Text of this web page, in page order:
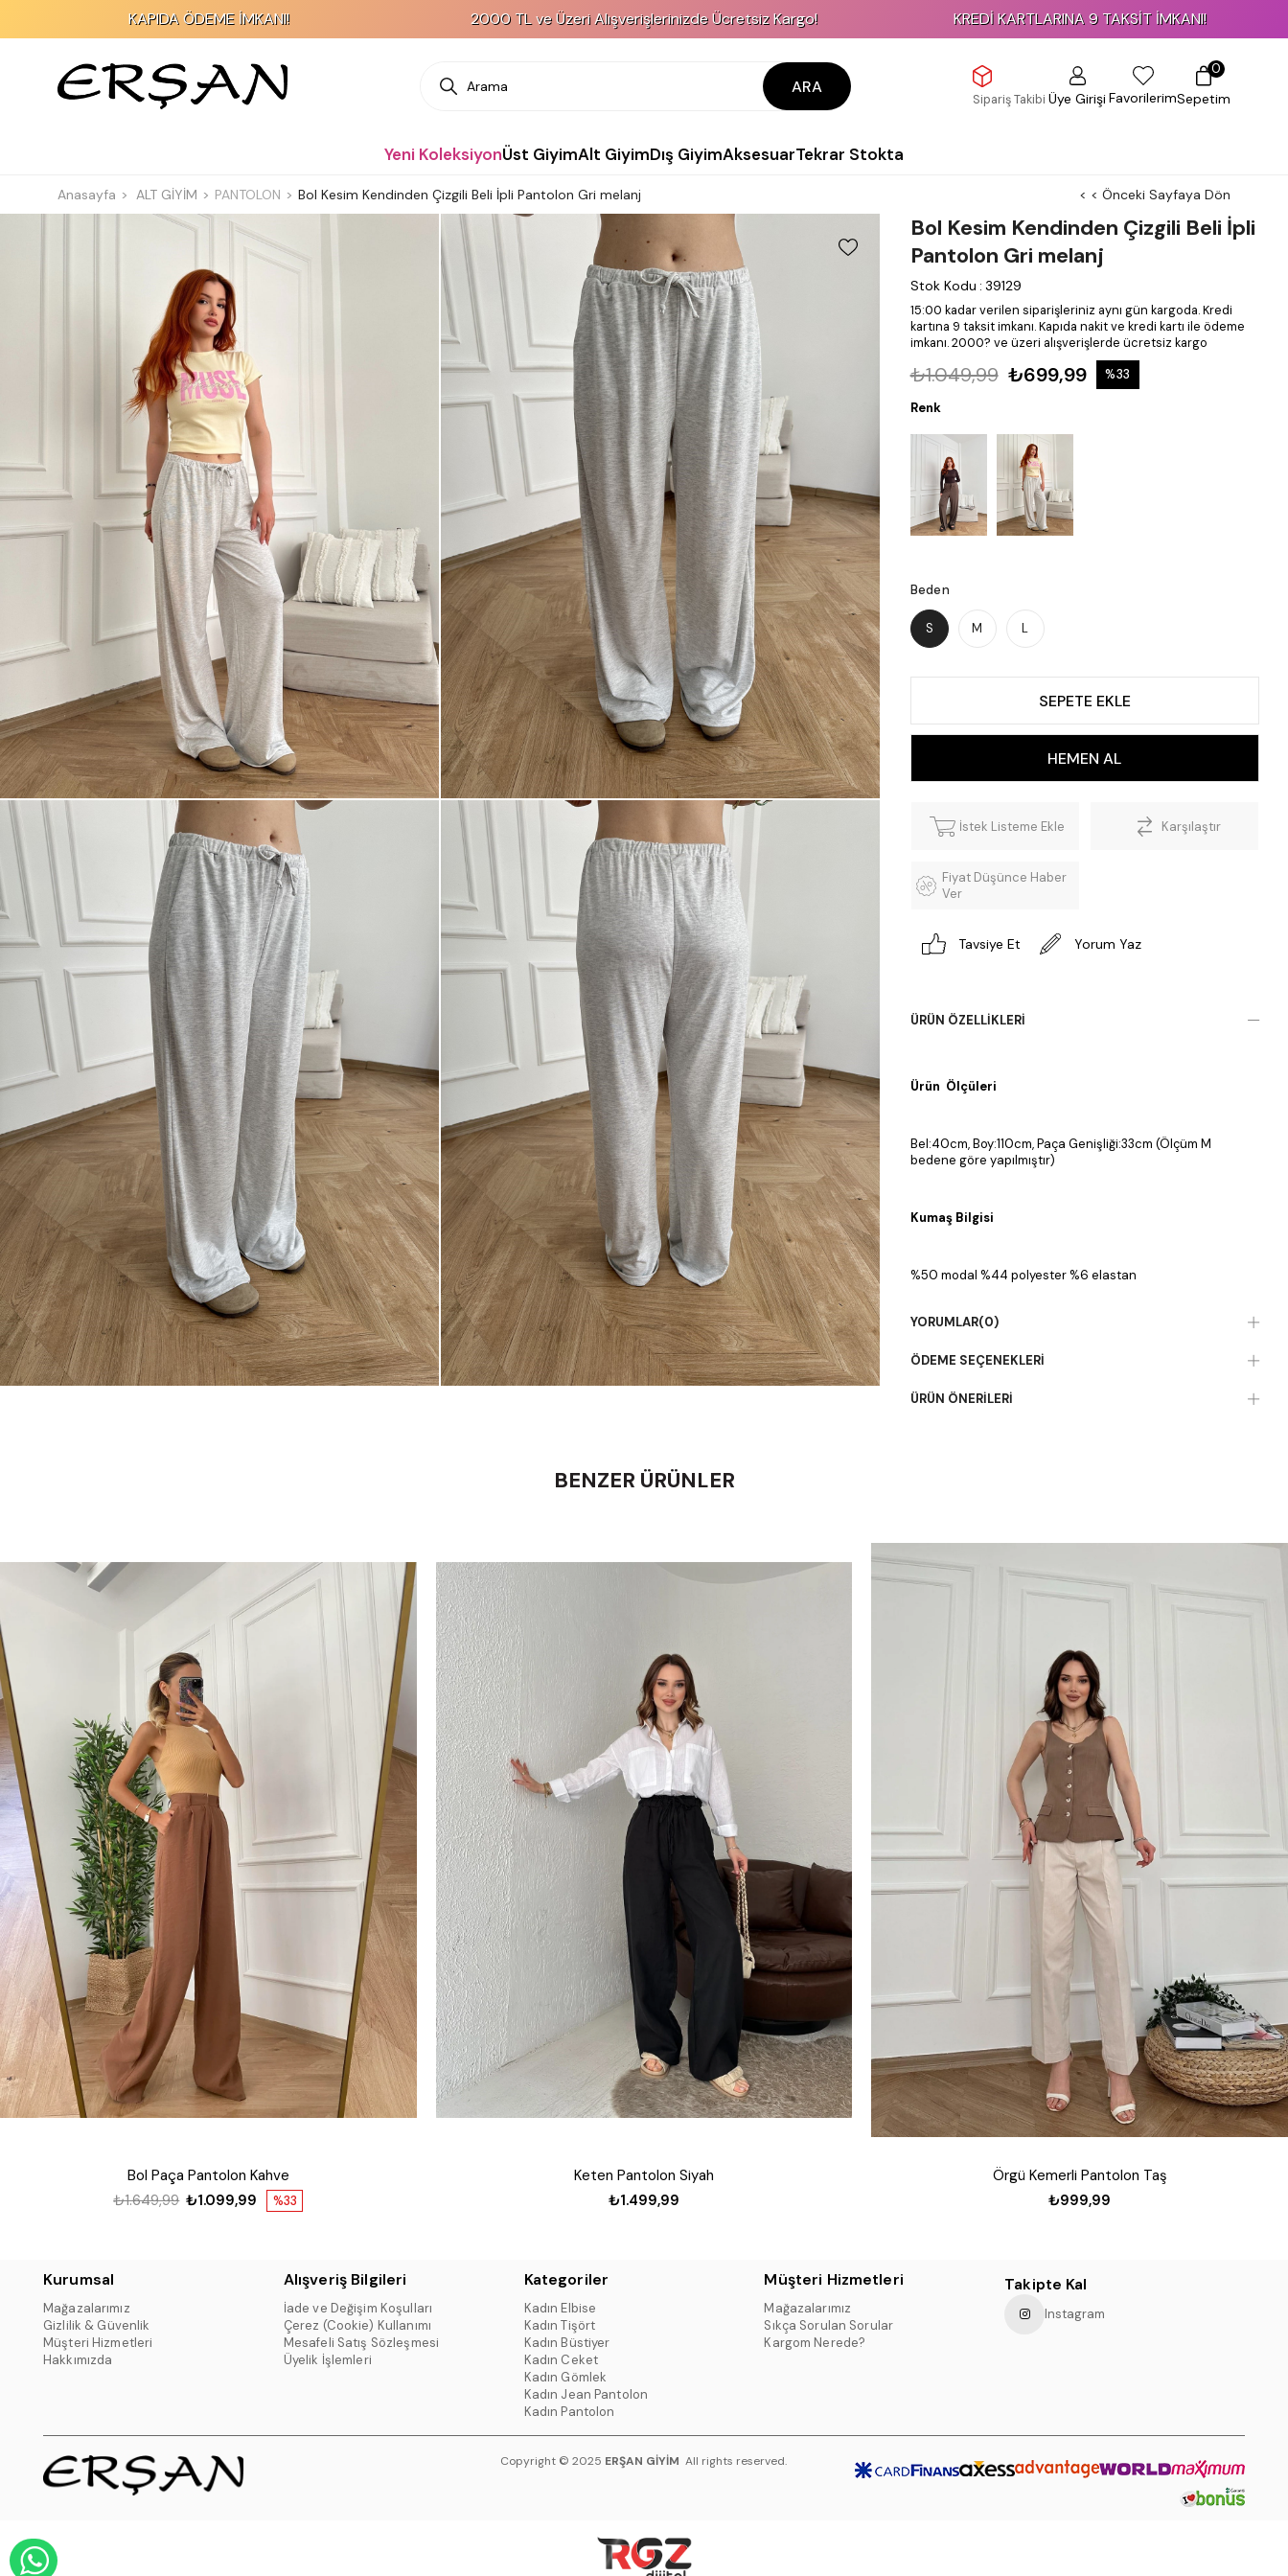
KAPIDA ÖDEME İMKANI! 2000 TL ve Üzeri Alışverişlerinizde Ücretsiz Kargo! KREDİ KARTLARINA 9 TAKSİT İMKANI!
ARA
Sipariş Takibi Üye GirişiFavorilerimSepetim
0
Yeni KoleksiyonÜst GiyimAlt GiyimDış GiyimAksesuarTekrar Stokta
Anasayfa ALT GİYİM PANTOLON Bol Kesim Kendinden Çizgili Beli İpli Pantolon Gri melanj < < Önceki Sayfaya Dön
Bol Kesim Kendinden Çizgili Beli İpli
Pantolon Gri melanj
Stok Kodu : 39129
15:00 kadar verilen siparişleriniz aynı gün kargoda. Kredi
kartına 9 taksit imkanı. Kapıda nakit ve kredi kartı ile ödeme
imkanı. 2000? ve üzeri alışverişlerde ücretsiz kargo
₺1.049,99 ₺699,99 %33
Renk
Beden
S M L
İstek Listeme Ekle Karşılaştır
Fiyat Düşünce Haber
Ver
Tavsiye Et Yorum Yaz
ÜRÜN ÖZELLIKLERI
Ürün Ölçüleri
Bel:40cm, Boy:110cm, Paça Genişliği:33cm (Ölçüm M
bedene göre yapılmıştır)
Kumaş Bilgisi
%50 modal %44 polyester %6 elastan
YORUMLAR(0)
ÖDEME SEÇENEKLERI
ÜRÜN ÖNERILERI
BENZER ÜRÜNLER
Bol Paça Pantolon Kahve
%33
₺1.099,99
₺1.649,99
Keten Pantolon Siyah
₺1.499,99
Örgü Kemerli Pantolon Taş
₺999,99
Kurumsal
Mağazalarımız
Gizlilik & Güvenlik
Müşteri Hizmetleri
Hakkımızda
Alışveriş Bilgileri
İade ve Değişim Koşulları
Çerez (Cookie) Kullanımı
Mesafeli Satış Sözleşmesi
Üyelik İşlemleri
Kategoriler
Kadın Elbise
Kadın Tişört
Kadın Büstiyer
Kadın Ceket
Kadın Gömlek
Kadın Jean Pantolon
Kadın Pantolon
Müşteri Hizmetleri
Mağazalarımız
Sıkça Sorulan Sorular
Kargom Nerede?
Takipte Kal
Instagram
Copyright © 2025 ERŞAN GİYİM All rights reserved.